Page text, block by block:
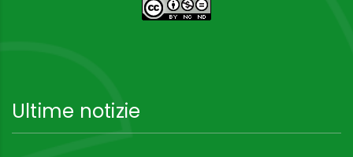
Ultime notizie